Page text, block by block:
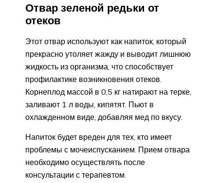
Отвар зеленой редьки от
отеков
Этот отвар используют как напиток, который
прекрасно утоляет жажду и выводит лишнюю
жидкость из организма, что способствует
профилактике возникновения отеков.
Корнеплод массой в 0,5 кг натирают на терке,
заливают 1 л воды, кипятят. Пьют в
охлажденном виде, добавляя мед по вкусу.
Напиток будет вреден для тех, кто имеет
проблемы с мочеиспусканием. Прием отвара
необходимо осуществлять после
консультации с терапевтом.